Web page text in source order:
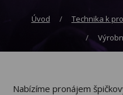
Úvod Technika k
Nabízíme pronájem